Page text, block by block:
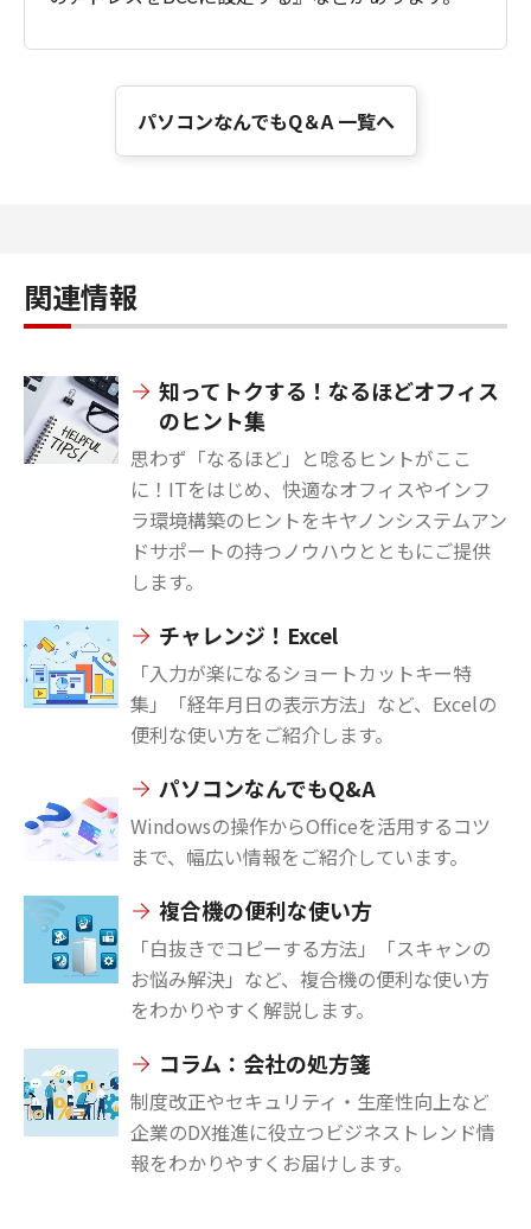
パソコンなんでもQ＆A 一覧へ
関連情報
知ってトクする！なるほどオフィス
のヒント集
思わず「なるほど」と唸るヒントがここ
に！ITをはじめ、快適なオフィスやインフ
ラ環境構築のヒントをキヤノンシステムアン
ドサポートの持つノウハウとともにご提供
します。
チャレンジ！Excel
「入力が楽になるショートカットキー特
集」「経年月日の表示方法」など、Excelの
便利な使い方をご紹介します。
パソコンなんでもQ&A
Windowsの操作からOfficeを活用するコツ
まで、幅広い情報をご紹介しています。
複合機の便利な使い方
「白抜きでコピーする方法」「スキャンの
お悩み解決」など、複合機の便利な使い方
をわかりやすく解説します。
コラム：会社の処方箋
制度改正やセキュリティ・生産性向上など
企業のDX推進に役立つビジネストレンド情
報をわかりやすくお届けします。